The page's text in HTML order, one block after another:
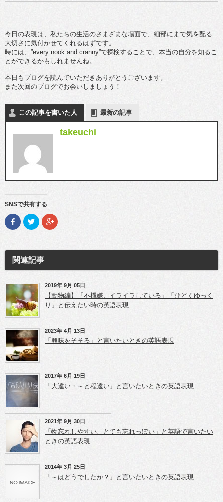
今日の表現は、私たちの生活のさまざまな場面で、細部にまで気を配る
大切さに気付かせてくれるはずです。
時には、”every nook and cranny”で探検することで、本当の自分を知るこ
とができるかもしれませんね。
本日もブログを読んでいただきありがとうございます。
また次回のブログでお会いしましょう！
この記事を書いた人 最新の記事
takeuchi
SNSで共有する
F
a
o
o
k
で
(新
し
い
ウ
ィ
ン
ド
ウ
で
開
き
ま
す)
ク
リ
て
T
w
i
e
r
で
共
有
(新
し
い
ン
ド
ウ
で
開
き
ま
す)
ク
リ
て
o
e
+
で
共
有
し
い
ウ
ィ
ン
開
き
ま
す)
関連記事
2019年 9月 05日
【動物編】「不機嫌、イライラしている」「ひどくゆっく
り」と伝えたい時の英語表現
2023年 4月 13日
「興味をそそる」と言いたいときの英語表現
2017年 6月 19日
「大違い・～と程遠い」と言いたいときの英語表現
2021年 9月 30日
「物忘れしやすい、とても忘れっぽい」と英語で言いたい
ときの英語表現
2014年 3月 25日
「～はどうでしたか？」と言いたいときの英語表現